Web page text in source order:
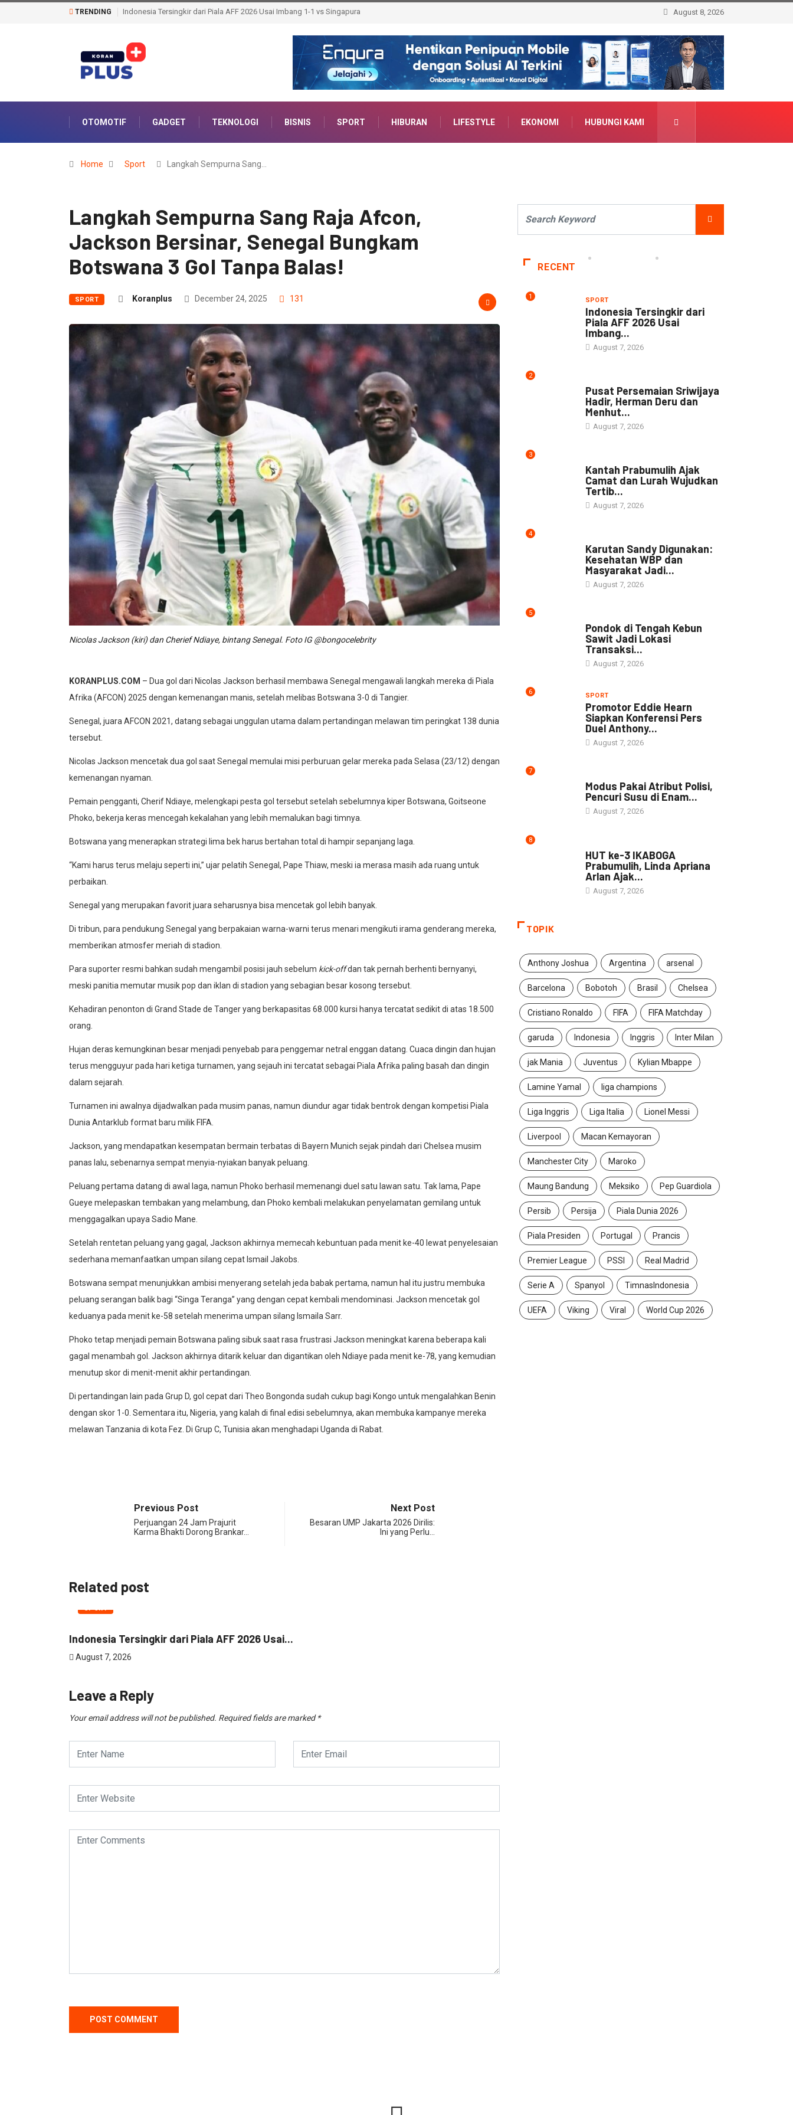
TRENDING Pusat Persemaian Sriwijaya Hadir, Herman Deru dan Menhut RI Perkuat Komitmen Lestarikan Hutan August 8, 2026
OTOMOTIF GADGET TEKNOLOGI BISNIS SPORT HIBURAN LIFESTYLE EKONOMI HUBUNGI KAMI
Home Sport Langkah Sempurna Sang…
Langkah Sempurna Sang Raja Afcon,
Jackson Bersinar, Senegal Bungkam
Botswana 3 Gol Tanpa Balas!
SPORT Koranplus December 24, 2025 131
Nicolas Jackson (kiri) dan Cherief Ndiaye, bintang Senegal. Foto IG @bongocelebrity
KORANPLUS.COM – Dua gol dari Nicolas Jackson berhasil membawa Senegal mengawali langkah mereka di Piala
Afrika (AFCON) 2025 dengan kemenangan manis, setelah melibas Botswana 3-0 di Tangier.
Senegal, juara AFCON 2021, datang sebagai unggulan utama dalam pertandingan melawan tim peringkat 138 dunia
tersebut.
Nicolas Jackson mencetak dua gol saat Senegal memulai misi perburuan gelar mereka pada Selasa (23/12) dengan
kemenangan nyaman.
Pemain pengganti, Cherif Ndiaye, melengkapi pesta gol tersebut setelah sebelumnya kiper Botswana, Goitseone
Phoko, bekerja keras mencegah kekalahan yang lebih memalukan bagi timnya.
Botswana yang menerapkan strategi lima bek harus bertahan total di hampir sepanjang laga.
“Kami harus terus melaju seperti ini,” ujar pelatih Senegal, Pape Thiaw, meski ia merasa masih ada ruang untuk
perbaikan.
Senegal yang merupakan favorit juara seharusnya bisa mencetak gol lebih banyak.
Di tribun, para pendukung Senegal yang berpakaian warna-warni terus menari mengikuti irama genderang mereka,
memberikan atmosfer meriah di stadion.
Para suporter resmi bahkan sudah mengambil posisi jauh sebelum kick-offdan tak pernah berhenti bernyanyi,
meski panitia memutar musik pop dan iklan di stadion yang sebagian besar kosong tersebut.
Kehadiran penonton di Grand Stade de Tanger yang berkapasitas 68.000 kursi hanya tercatat sedikit di atas 18.500
orang.
Hujan deras kemungkinan besar menjadi penyebab para penggemar netral enggan datang. Cuaca dingin dan hujan
terus mengguyur pada hari ketiga turnamen, yang sejauh ini tercatat sebagai Piala Afrika paling basah dan dingin
dalam sejarah.
Turnamen ini awalnya dijadwalkan pada musim panas, namun diundur agar tidak bentrok dengan kompetisi Piala
Dunia Antarklub format baru milik FIFA.
Jackson, yang mendapatkan kesempatan bermain terbatas di Bayern Munich sejak pindah dari Chelsea musim
panas lalu, sebenarnya sempat menyia-nyiakan banyak peluang.
Peluang pertama datang di awal laga, namun Phoko berhasil memenangi duel satu lawan satu. Tak lama, Pape
Gueye melepaskan tembakan yang melambung, dan Phoko kembali melakukan penyelamatan gemilang untuk
menggagalkan upaya Sadio Mane.
Setelah rentetan peluang yang gagal, Jackson akhirnya memecah kebuntuan pada menit ke-40 lewat penyelesaian
sederhana memanfaatkan umpan silang cepat Ismail Jakobs.
Botswana sempat menunjukkan ambisi menyerang setelah jeda babak pertama, namun hal itu justru membuka
peluang serangan balik bagi “Singa Teranga” yang dengan cepat kembali mendominasi. Jackson mencetak gol
keduanya pada menit ke-58 setelah menerima umpan silang Ismaila Sarr.
Phoko tetap menjadi pemain Botswana paling sibuk saat rasa frustrasi Jackson meningkat karena beberapa kali
gagal menambah gol. Jackson akhirnya ditarik keluar dan digantikan oleh Ndiaye pada menit ke-78, yang kemudian
menutup skor di menit-menit akhir pertandingan.
Di pertandingan lain pada Grup D, gol cepat dari Theo Bongonda sudah cukup bagi Kongo untuk mengalahkan Benin
dengan skor 1-0. Sementara itu, Nigeria, yang kalah di final edisi sebelumnya, akan membuka kampanye mereka
melawan Tanzania di kota Fez. Di Grup C, Tunisia akan menghadapi Uganda di Rabat.
Previous Post
Perjuangan 24 Jam Prajurit
Karma Bhakti Dorong Brankar…
Next Post
Besaran UMP Jakarta 2026 Dirilis:
Ini yang Perlu…
Related post
SPORT
Indonesia Tersingkir dari Piala AFF 2026 Usai...
August 7, 2026
Leave a Reply
Your email address will not be published. Required fields are marked*
RECENT
1 SPORT
Indonesia Tersingkir dari
Piala AFF 2026 Usai
Imbang...
August 7, 2026
2
Pusat Persemaian Sriwijaya
Hadir, Herman Deru dan
Menhut...
August 7, 2026
3
Kantah Prabumulih Ajak
Camat dan Lurah Wujudkan
Tertib...
August 7, 2026
4
Karutan Sandy Digunakan:
Kesehatan WBP dan
Masyarakat Jadi...
August 7, 2026
5
Pondok di Tengah Kebun
Sawit Jadi Lokasi
Transaksi...
August 7, 2026
6 SPORT
Promotor Eddie Hearn
Siapkan Konferensi Pers
Duel Anthony...
August 7, 2026
7
Modus Pakai Atribut Polisi,
Pencuri Susu di Enam...
August 7, 2026
8
HUT ke-3 IKABOGA
Prabumulih, Linda Apriana
Arlan Ajak...
August 7, 2026
TOPIK
Anthony Joshua Argentina arsenal
Barcelona Bobotoh Brasil Chelsea
Cristiano Ronaldo FIFA FIFA Matchday
garuda Indonesia Inggris Inter Milan
jak Mania Juventus Kylian Mbappe
Lamine Yamal liga champions
Liga Inggris Liga Italia Lionel Messi
Liverpool Macan Kemayoran
Manchester City Maroko
Maung Bandung Meksiko Pep Guardiola
Persib Persija Piala Dunia 2026
Piala Presiden Portugal Prancis
Premier League PSSI Real Madrid
Serie A Spanyol TimnasIndonesia
UEFA Viking Viral World Cup 2026